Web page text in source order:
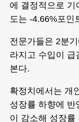
에 결정적으로 기
도는 -4.66%포인
전문가들은 2분
라지고 수입이
본다.
확정치에서는 개
성장률 하향에 반
이 감소해 성장